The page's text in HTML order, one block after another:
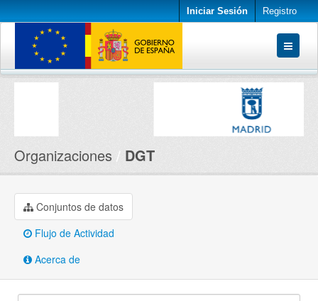
Iniciar Sesión Registro
Conjuntos de datos
Organizaciones DGT
Conjuntos de datos
Flujo de Actividad
Acerca de